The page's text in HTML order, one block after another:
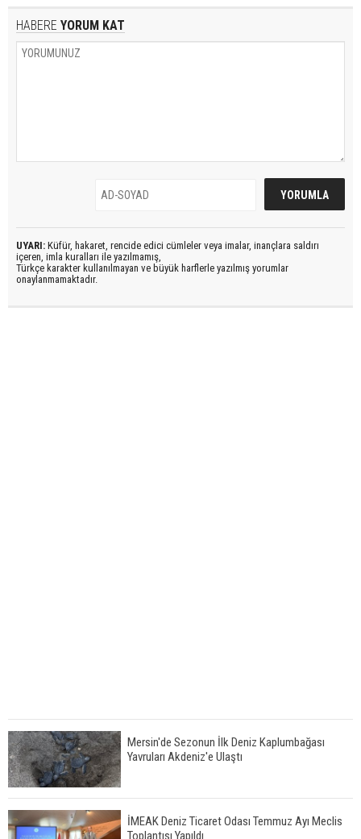
HABERE YORUM KAT
UYARI: Küfür, hakaret, rencide edici cümleler veya imalar, inançlara saldırı
içeren, imla kuralları ile yazılmamış,
Türkçe karakter kullanılmayan ve büyük harflerle yazılmış yorumlar
onaylanmamaktadır.
Mersin'de Sezonun İlk Deniz Kaplumbağası
Yavruları Akdeniz'e Ulaştı
İMEAK Deniz Ticaret Odası Temmuz Ayı Meclis
Toplantısı Yapıldı